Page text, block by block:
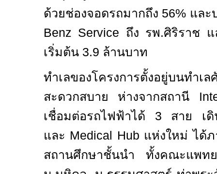
ด้วยช่องจอดรถมากถึง 56% และ
Benz Service ถึง รพ.ศิริราช แ
เริ่มต้น 3.9 ล้านบาท
ทำเลของโครงการตั้งอยู่บนท
สะดวกสบาย ห่างจากสถานี
เชื่อมต่อรถไฟฟ้าได้ 3 สาย เดิ
และ Medical Hub แห่งใหม่ ได้
สถานศึกษาชั้นนำ ทั้งคณะแพทย